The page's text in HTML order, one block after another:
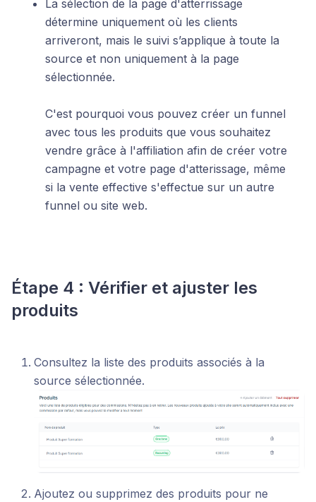
La sélection de la page d'atterrissage
détermine uniquement où les clients
arriveront, mais le suivi s’applique à toute la
source et non uniquement à la page
sélectionnée.
C'est pourquoi vous pouvez créer un funnel
avec tous les produits que vous souhaitez
vendre grâce à l'affiliation afin de créer votre
campagne et votre page d'atterissage, même
si la vente effective s'effectue sur un autre
funnel ou site web.
Étape 4 : Vérifier et ajuster les
produits
Consultez la liste des produits associés à la
source sélectionnée.
Ajoutez ou supprimez des produits pour ne